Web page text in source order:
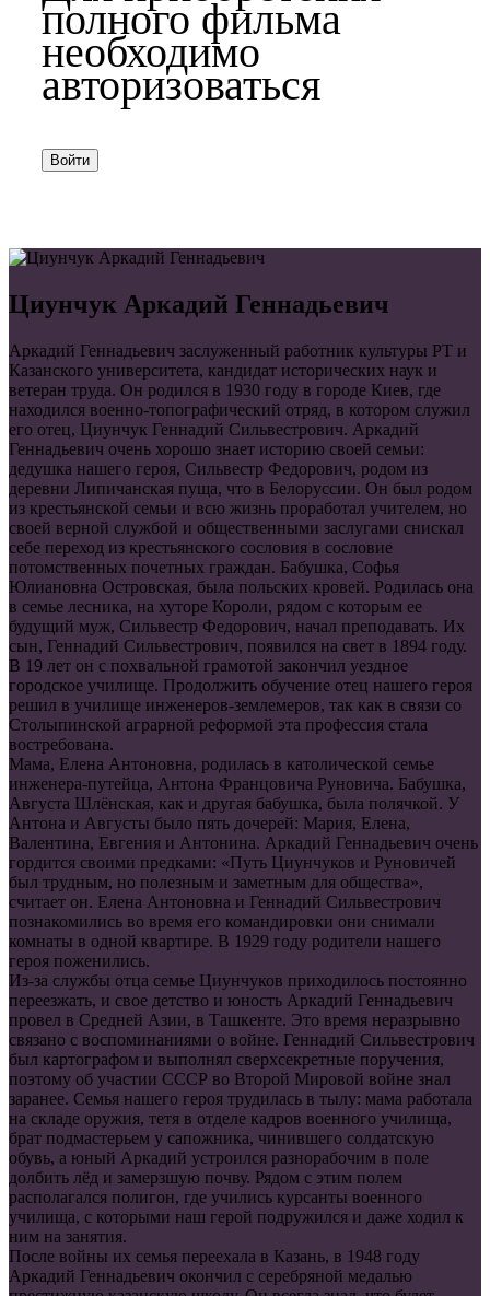
полного фильма
необходимо
авторизоваться
Войти
Циунчук Аркадий Геннадьевич
Аркадий Геннадьевич заслуженный работник культуры РТ и
Казанского университета, кандидат исторических наук и
ветеран труда. Он родился в 1930 году в городе Киев, где
находился военно-топографический отряд, в котором служил
его отец, Циунчук Геннадий Сильвестрович. Аркадий
Геннадьевич очень хорошо знает историю своей семьи:
дедушка нашего героя, Сильвестр Федорович, родом из
деревни Липичанская пуща, что в Белоруссии. Он был родом
из крестьянской семьи и всю жизнь проработал учителем, но
своей верной службой и общественными заслугами снискал
себе переход из крестьянского сословия в сословие
потомственных почетных граждан. Бабушка, Софья
Юлиановна Островская, была польских кровей. Родилась она
в семье лесника, на хуторе Короли, рядом с которым ее
будущий муж, Сильвестр Федорович, начал преподавать. Их
сын, Геннадий Сильвестрович, появился на свет в 1894 году.
В 19 лет он с похвальной грамотой закончил уездное
городское училище. Продолжить обучение отец нашего героя
решил в училище инженеров-землемеров, так как в связи со
Столыпинской аграрной реформой эта профессия стала
востребована.
Мама, Елена Антоновна, родилась в католической семье
инженера-путейца, Антона Францовича Руновича. Бабушка,
Августа Шлёнская, как и другая бабушка, была полячкой. У
Антона и Августы было пять дочерей: Мария, Елена,
Валентина, Евгения и Антонина. Аркадий Геннадьевич очень
гордится своими предками: «Путь Циунчуков и Руновичей
был трудным, но полезным и заметным для общества»,
считает он. Елена Антоновна и Геннадий Сильвестрович
познакомились во время его командировки они снимали
комнаты в одной квартире. В 1929 году родители нашего
героя поженились.
Из-за службы отца семье Циунчуков приходилось постоянно
переезжать, и свое детство и юность Аркадий Геннадьевич
провел в Средней Азии, в Ташкенте. Это время неразрывно
связано с воспоминаниями о войне. Геннадий Сильвестрович
был картографом и выполнял сверхсекретные поручения,
поэтому об участии СССР во Второй Мировой войне знал
заранее. Семья нашего героя трудилась в тылу: мама работала
на складе оружия, тетя в отделе кадров военного училища,
брат подмастерьем у сапожника, чинившего солдатскую
обувь, а юный Аркадий устроился разнорабочим в поле
долбить лёд и замерзшую почву. Рядом с этим полем
располагался полигон, где учились курсанты военного
училища, с которыми наш герой подружился и даже ходил к
ним на занятия.
После войны их семья переехала в Казань, в 1948 году
Аркадий Геннадьевич окончил с серебряной медалью